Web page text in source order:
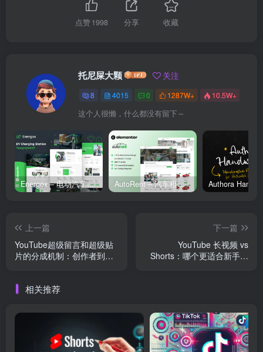
点赞1998 分享 收藏
托尼屎大颗 关注
8 4015 0 1287W+ 10.5W+
这个人很懒，什么都没有留下～
Energox – 电动汽车充电站 Elementor 模板套件 AutoRent – 汽车租赁服务 Elementor 模板套件
上一篇
YouTube超级留言和超级贴
片的分成机制：创作者到底
下一篇
YouTube 长视频 vs
Shorts：哪个更适合新手创
相关推荐